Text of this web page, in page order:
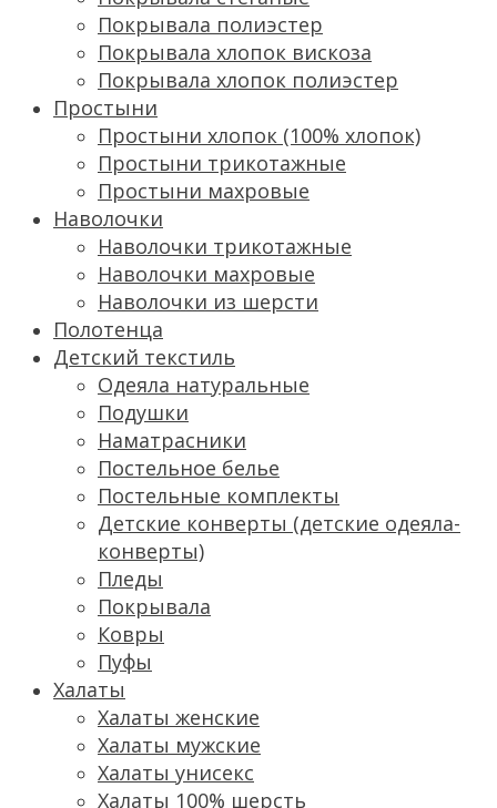
Покрывала полиэстер
Покрывала хлопок вискоза
Покрывала хлопок полиэстер
Простыни
Простыни хлопок (100% хлопок)
Простыни трикотажные
Простыни махровые
Наволочки
Наволочки трикотажные
Наволочки махровые
Наволочки из шерсти
Полотенца
Детский текстиль
Одеяла натуральные
Подушки
Наматрасники
Постельное белье
Постельные комплекты
Детские конверты (детские одеяла-
конверты)
Пледы
Покрывала
Ковры
Пуфы
Халаты
Халаты женские
Халаты мужские
Халаты унисекс
Халаты 100% шерсть